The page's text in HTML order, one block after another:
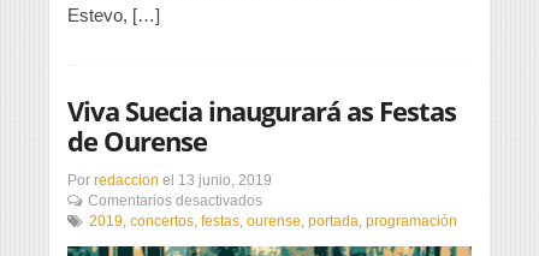
Estevo, […]
Viva Suecia inaugurará as Festas
de Ourense
Por redaccion el 13 junio, 2019
Comentarios desactivadosen
Viva
2019 concertos festas ourense portada programación